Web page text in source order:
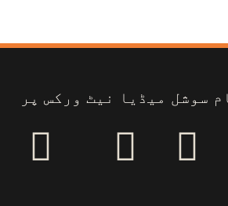
سوشل میڈیا نیٹ ورکس پر